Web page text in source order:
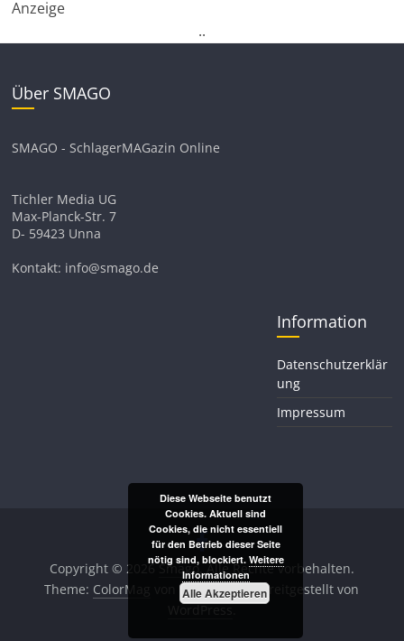
Anzeige
..
Über SMAGO
SMAGO - SchlagerMAGazin Online
Tichler Media UG
Max-Planck-Str. 7
D- 59423 Unna
Kontakt: info@smago.de
Information
Datenschutzerklär
ung
Impressum
Copyright © 2026Smago. Alle Rechte vorbehalten.
Theme: ColorMag
von ThemeGrill. Bereitgestellt von
WordPress.
Diese Webseite benutzt
Cookies. Aktuell sind
Cookies, die nicht essentiell
für den Betrieb dieser Seite
nötig sind, blockiert. Weitere
Informationen
Alle Akzeptieren